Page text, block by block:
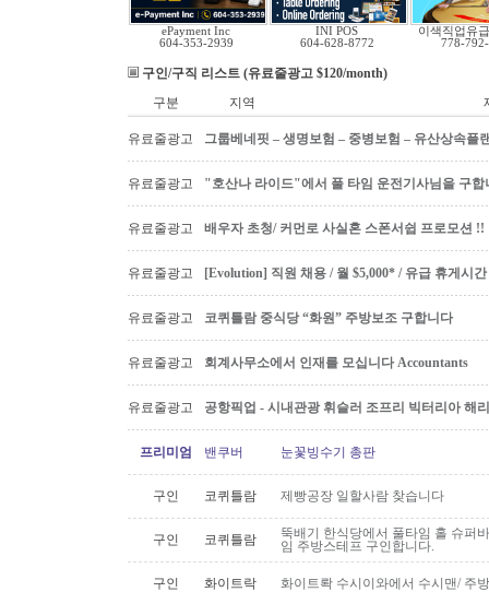
ePayment Inc
604-353-2939
INI POS
604-628-8772
이색직업유
778-
구인/구직 리스트 (유료줄광고 $120/month)
구분
지역
유료줄광고 그룹베네핏 – 생명보험 – 중병보험 – 유산상속플
유료줄광고 "호산나 라이드"에서 풀 타임 운전기사님을 구합
유료줄광고 배우자 초청/ 커먼로 사실혼 스폰서쉽 프로모션 !!
유료줄광고 [Evolution] 직원 채용 / 월 $5,000* / 유급 휴게시
유료줄광고 코퀴틀람 중식당 “화원” 주방보조 구합니다
유료줄광고 회계사무소에서 인재를 모십니다 Accountants
유료줄광고 공항픽업 - 시내관광 휘슬러 조프리 빅터리아 해
프리미엄 밴쿠버 눈꽃빙수기 총판
구인 코퀴틀람 제빵공장 일할사람 찾습니다
구인 코퀴틀람
뚝배기 한식당에서 풀타임 홀 슈퍼
임 주방스테프 구인합니다.
구인 화이트락 화이트롹 수시이와에서 수시맨/ 주